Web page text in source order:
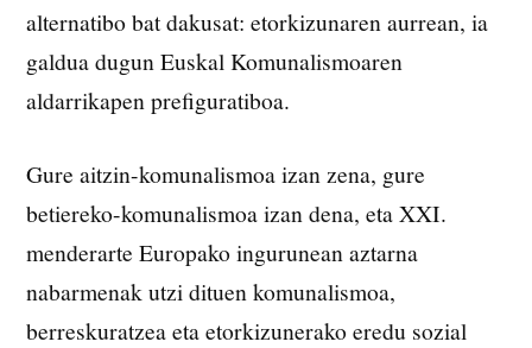
alternatibo bat dakusat: etorkizunaren aurrean, ia
galdua dugun Euskal Komunalismoaren
aldarrikapen prefiguratiboa.
Gure aitzin-komunalismoa izan zena, gure
betiereko-komunalismoa izan dena, eta XXI.
menderarte Europako ingurunean aztarna
nabarmenak utzi dituen komunalismoa,
berreskuratzea eta etorkizunerako eredu sozial